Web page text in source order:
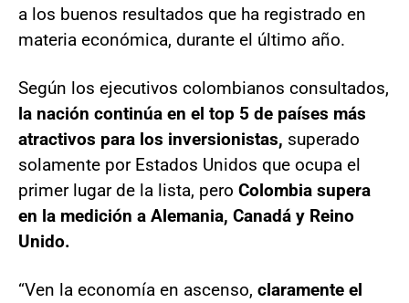
a los buenos resultados que ha registrado en
materia económica, durante el último año.
Según los ejecutivos colombianos consultados,
la nación continúa en el top 5 de países más
atractivos para los inversionistas, superado
solamente por Estados Unidos que ocupa el
primer lugar de la lista, pero Colombia supera
en la medición a Alemania, Canadá y Reino
Unido.
“Ven la economía en ascenso, claramente el